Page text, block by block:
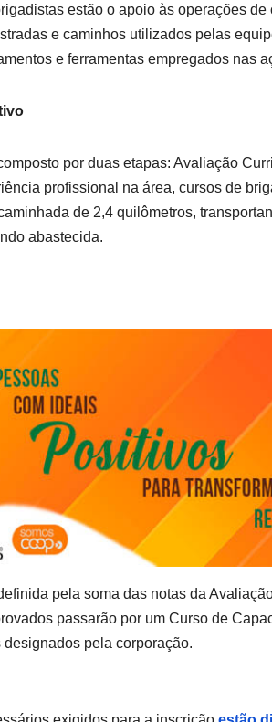
estão o apoio às operações
e caminhos utilizados pelas
e ferramentas empregados nas
por duas etapas: Avaliação
profissional na área, cursos de
de 2,4 quilômetros,
abastecida.
pela soma das notas da
passarão por um Curso de
pela corporação.